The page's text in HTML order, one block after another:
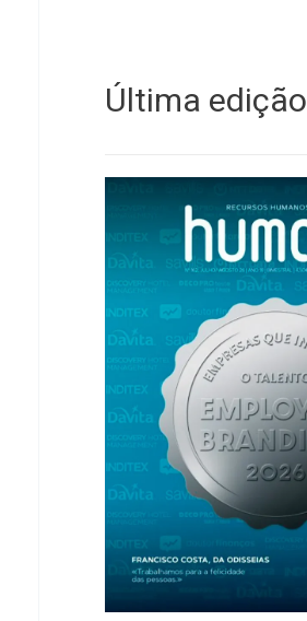
Última edição